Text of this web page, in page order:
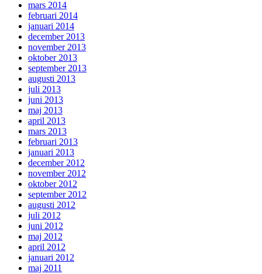
mars 2014
februari 2014
januari 2014
december 2013
november 2013
oktober 2013
september 2013
augusti 2013
juli 2013
juni 2013
maj 2013
april 2013
mars 2013
februari 2013
januari 2013
december 2012
november 2012
oktober 2012
september 2012
augusti 2012
juli 2012
juni 2012
maj 2012
april 2012
januari 2012
maj 2011